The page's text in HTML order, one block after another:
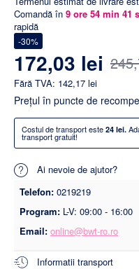
Comandă în 9 ore 54 min 41
rapidă
-30%
172,03 lei
Fără TVA: 142,17 lei
Preţul în puncte de
Costul de transport este 24 lei.
transport gratuit!
Ai nevoie de ajutor?
Telefon: 0219219
Program: L-V: 09:00 - 16:00
Email: online@bwt-ro.ro
Informatii transport